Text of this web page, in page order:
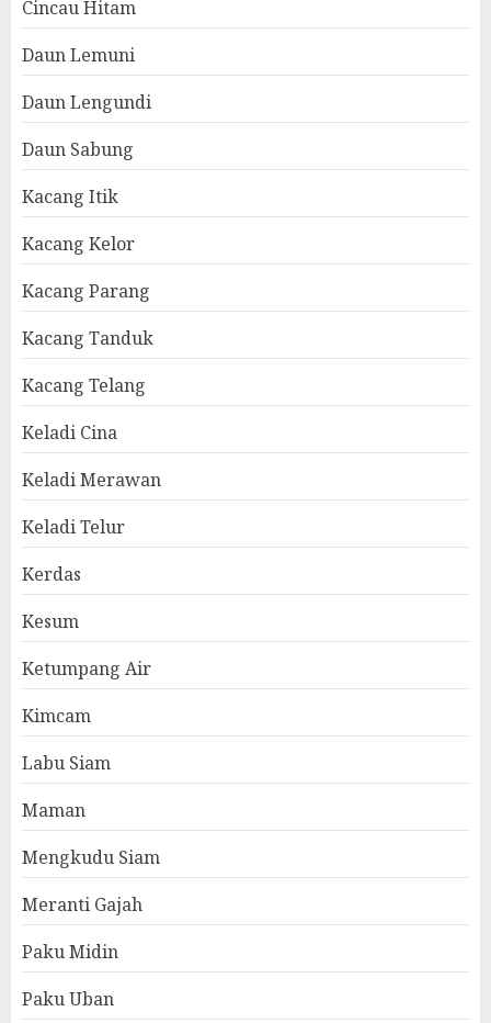
Cincau Hitam
Daun Lemuni
Daun Lengundi
Daun Sabung
Kacang Itik
Kacang Kelor
Kacang Parang
Kacang Tanduk
Kacang Telang
Keladi Cina
Keladi Merawan
Keladi Telur
Kerdas
Kesum
Ketumpang Air
Kimcam
Labu Siam
Maman
Mengkudu Siam
Meranti Gajah
Paku Midin
Paku Uban